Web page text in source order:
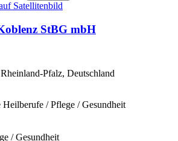
StBG mbH
Pfalz, Deutschland
Heilberufe / Pflege / Gesundheit
/ Gesundheit